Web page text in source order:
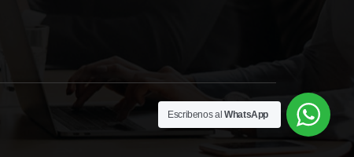
Escribenos al WhatsApp